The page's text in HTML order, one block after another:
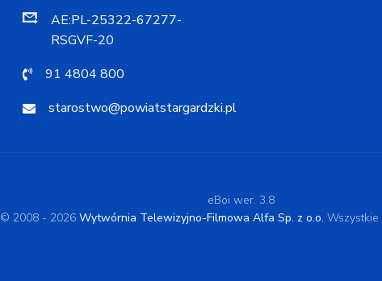
AE:PL-25322-67277-
RSGVF-20
91 4804 800
starostwo@powiatstargardzki.pl
eBoi wer. 3.8
© 2008 - 2026 Wytwórnia Telewizyjno-Filmowa Alfa Sp. z o.o.